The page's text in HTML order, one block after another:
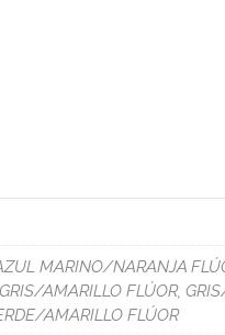
MARINO/NARANJA
AMARILLO FLÚOR,
AMARILLO FLÚOR